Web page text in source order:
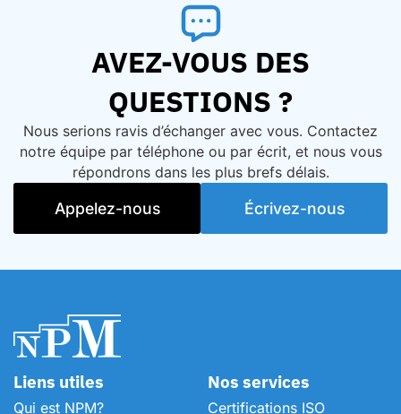
AVEZ-VOUS DES
QUESTIONS ?
Nous serions ravis d’échanger avec vous. Contactez
notre équipe par téléphone ou par écrit, et nous vous
répondrons dans les plus brefs délais.
Appelez-nous Écrivez-nous
Liens utiles
Qui est NPM?
Nos services
Certifications ISO